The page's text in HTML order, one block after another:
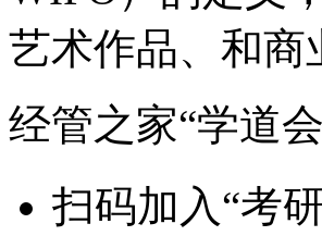
艺术作品、和商
经管之家“学道
扫码加入“考